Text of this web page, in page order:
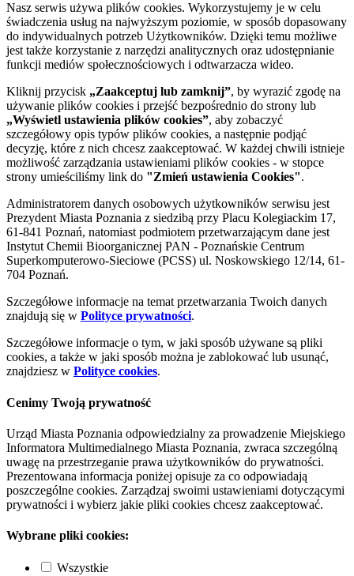
Nasz serwis używa plików cookies. Wykorzystujemy je w celu
świadczenia usług na najwyższym poziomie, w sposób dopasowany
do indywidualnych potrzeb Użytkowników. Dzięki temu możliwe
jest także korzystanie z narzędzi analitycznych oraz udostępnianie
funkcji mediów społecznościowych i odtwarzacza wideo.
Kliknij przycisk „Zaakceptuj lub zamknij”, by wyrazić zgodę na
używanie plików cookies i przejść bezpośrednio do strony lub
„Wyświetl ustawienia plików cookies”, aby zobaczyć
szczegółowy opis typów plików cookies, a następnie podjąć
decyzję, które z nich chcesz zaakceptować. W każdej chwili istnieje
możliwość zarządzania ustawieniami plików cookies - w stopce
strony umieściliśmy link do "Zmień ustawienia Cookies".
Administratorem danych osobowych użytkowników serwisu jest
Prezydent Miasta Poznania z siedzibą przy Placu Kolegiackim 17,
61-841 Poznań, natomiast podmiotem przetwarzającym dane jest
Instytut Chemii Bioorganicznej PAN - Poznańskie Centrum
Superkomputerowo-Sieciowe (PCSS) ul. Noskowskiego 12/14, 61-
704 Poznań.
Szczegółowe informacje na temat przetwarzania Twoich danych
znajdują się w Polityce prywatności.
Szczegółowe informacje o tym, w jaki sposób używane są pliki
cookies, a także w jaki sposób można je zablokować lub usunąć,
znajdziesz w Polityce cookies.
Cenimy Twoją prywatność
Urząd Miasta Poznania odpowiedzialny za prowadzenie Miejskiego
Informatora Multimedialnego Miasta Poznania, zwraca szczególną
uwagę na przestrzeganie prawa użytkowników do prywatności.
Prezentowana informacja poniżej opisuje za co odpowiadają
poszczególne cookies. Zarządzaj swoimi ustawieniami dotyczącymi
prywatności i wybierz jakie pliki cookies chcesz zaakceptować.
Wybrane pliki cookies:
Wszystkie